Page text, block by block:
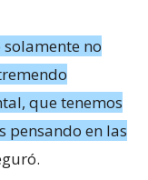
no
que tenemos
pensando en las